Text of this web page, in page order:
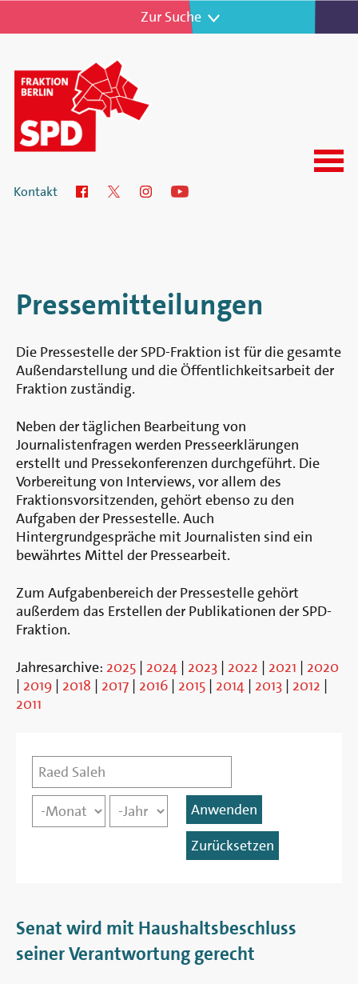
Zur Navigation
Zur Suche
Fraktion
Abgeordnetenhaus
von
Berlin
Kontakt FacebookTwitterInstagramYouTube
Menu
Pressemitteilungen
Die Pressestelle der SPD-Fraktion ist für die gesamte
Außendarstellung und die Öffentlichkeitsarbeit der
Fraktion zuständig.
Neben der täglichen Bearbeitung von
Journalistenfragen werden Presseerklärungen
erstellt und Pressekonferenzen durchgeführt. Die
Vorbereitung von Interviews, vor allem des
Fraktionsvorsitzenden, gehört ebenso zu den
Aufgaben der Pressestelle. Auch
Hintergrundgespräche mit Journalisten sind ein
bewährtes Mittel der Pressearbeit.
Zum Aufgabenbereich der Pressestelle gehört
außerdem das Erstellen der Publikationen der SPD-
Fraktion.
Jahresarchive: 2025 | 2024 | 2023 | 2022 | 2021 | 2020
| 2019 | 2018 | 2017 | 2016 | 2015 | 2014 | 2013 | 2012 |
2011
Abgeordnete*r
Datum
Monat Jahr
Senat wird mit Haushaltsbeschluss
seiner Verantwortung gerecht